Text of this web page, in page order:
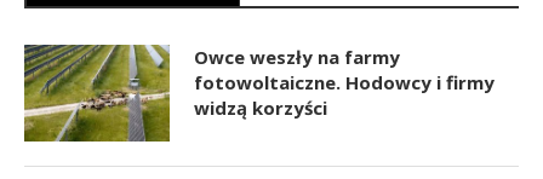
Owce weszły na farmy
fotowoltaiczne. Hodowcy i firmy
widzą korzyści